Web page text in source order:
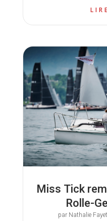
Miss Tick
Rolle-
par Nathalie Fayet